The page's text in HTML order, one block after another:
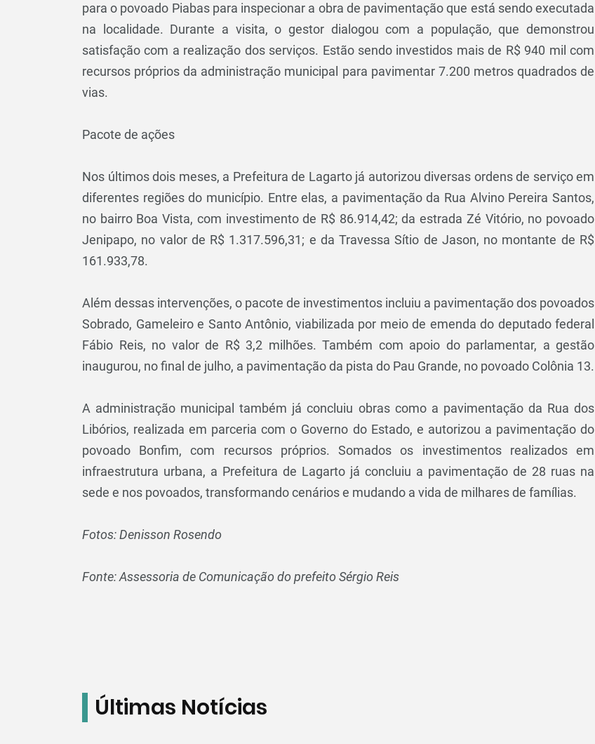
para o povoado Piabas para inspecionar a obra de pavimentação que está sendo executada
na localidade. Durante a visita, o gestor dialogou com a população, que demonstrou
satisfação com a realização dos serviços. Estão sendo investidos mais de R$ 940 mil com
recursos próprios da administração municipal para pavimentar 7.200 metros quadrados de
vias.
Pacote de ações
Nos últimos dois meses, a Prefeitura de Lagarto já autorizou diversas ordens de serviço em
diferentes regiões do município. Entre elas, a pavimentação da Rua Alvino Pereira Santos,
no bairro Boa Vista, com investimento de R$ 86.914,42; da estrada Zé Vitório, no povoado
Jenipapo, no valor de R$ 1.317.596,31; e da Travessa Sítio de Jason, no montante de R$
161.933,78.
Além dessas intervenções, o pacote de investimentos incluiu a pavimentação dos povoados
Sobrado, Gameleiro e Santo Antônio, viabilizada por meio de emenda do deputado federal
Fábio Reis, no valor de R$ 3,2 milhões. Também com apoio do parlamentar, a gestão
inaugurou, no final de julho, a pavimentação da pista do Pau Grande, no povoado Colônia 13.
A administração municipal também já concluiu obras como a pavimentação da Rua dos
Libórios, realizada em parceria com o Governo do Estado, e autorizou a pavimentação do
povoado Bonfim, com recursos próprios. Somados os investimentos realizados em
infraestrutura urbana, a Prefeitura de Lagarto já concluiu a pavimentação de 28 ruas na
sede e nos povoados, transformando cenários e mudando a vida de milhares de famílias.
Fotos: Denisson Rosendo
Fonte: Assessoria de Comunicação do prefeito Sérgio Reis
Últimas Notícias